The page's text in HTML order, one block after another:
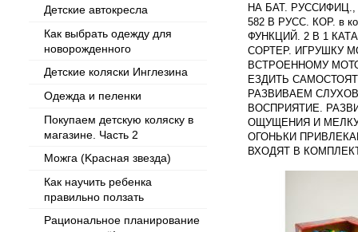
Детские автокресла
Как выбрать одежду для
новорожденного
Детские коляски Инглезина
Одежда и пеленки
Покупаем детскую коляску в
магазине. Часть 2
Можга (Kрасная звезда)
Как научить ребенка
правильно ползать
Рациональное планирование
НА БАТ.
582 В РУСС. КОР. в
ФУНКЦИЙ. 2 В 1
СОРТЕР. ИГРУШКУ
ВСТРОЕННОМУ
ЕЗДИТЬ
РАЗВИВАЕМ
ВОСПРИЯТИЕ.
ОЩУЩЕНИЯ И
ОГОНЬКИ
ВХОДЯТ В